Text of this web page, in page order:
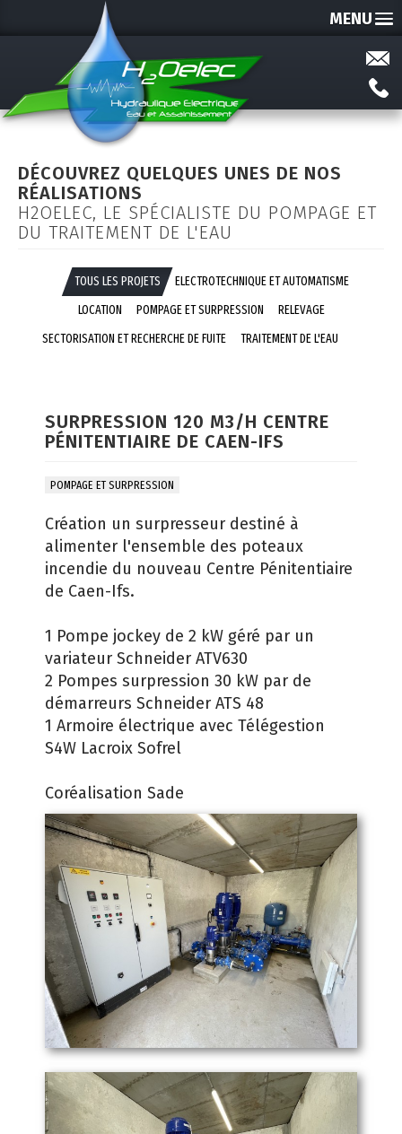
MENU
DÉCOUVREZ QUELQUES UNES DE NOS
RÉALISATIONS
H2OELEC, LE SPÉCIALISTE DU POMPAGE ET
DU TRAITEMENT DE L'EAU
TOUS LES PROJETS
ELECTROTECHNIQUE ET AUTOMATISME
LOCATION
POMPAGE ET SURPRESSION
RELEVAGE
SECTORISATION ET RECHERCHE DE FUITE
TRAITEMENT DE L'EAU
SURPRESSION 120 M3/H CENTRE
PÉNITENTIAIRE DE CAEN-IFS
POMPAGE ET SURPRESSION
Création un surpresseur destiné à
alimenter l'ensemble des poteaux
incendie du nouveau Centre Pénitentiaire
de Caen-Ifs.
1 Pompe jockey de 2 kW géré par un
variateur Schneider ATV630
2 Pompes surpression 30 kW par de
démarreurs Schneider ATS 48
1 Armoire électrique avec Télégestion
S4W Lacroix Sofrel
Coréalisation Sade